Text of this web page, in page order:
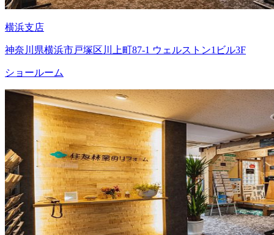
横浜支店
神奈川県横浜市戸塚区川上町87-1 ウェルストン1ビル3F
ショールーム